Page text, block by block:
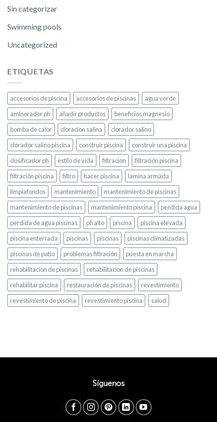
Sin categorizar
Swimming pools
Uncategorized
ETIQUETAS
accesorios de piscina accesorios de piscinas
agua verde
aminorador ph
añadir productos
beneficios magnesio
bomba de calor
cloracion salina
clorador salino
clorador salino piscina
construir piscina
construir una piscina
dosificador ph
estilo de vida filtracion
filtración piscina
filtración piscina
filtro hacer piscina
lamina armada
limpiafondos
mantenimiento
mantenimiento de piscinas
mantenimiento de piscinas
mantenimiento piscina
perdida agua
perdida de agua piscinas
ph alto piscina
piscina elevada
piscina enterrada
piscinas piscinas
piscinas climatizadas
piscinas de patio
problemas filtración
puesta en marcha
rehabilitacion de piscinas
rehabilitacion de piscinas
rehabilitar piscina
restauración de piscinas
revestimiento
revestimiento de piscina
revestimiento piscina salud
Síguenos